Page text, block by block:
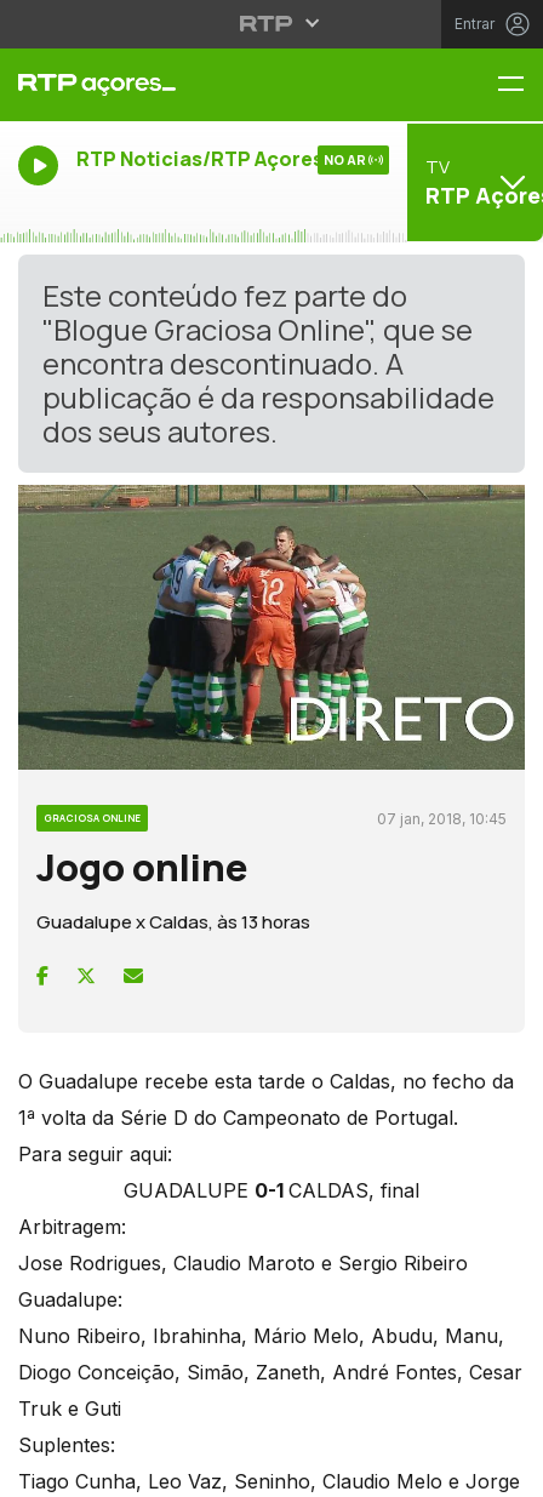
Entrar
RTP Noticias/RTP Açores NO AR TV
RTP
Este conteúdo fez parte do
"Blogue Graciosa Online", que se
encontra descontinuado. A
publicação é da responsabilidade
dos seus autores.
GRACIOSA ONLINE 07 jan, 2018, 10:45
Jogo online
Guadalupe x Caldas, às 13 horas
O Guadalupe recebe esta tarde o Caldas, no fecho da
1ª volta da Série D do Campeonato de Portugal.
Para seguir aqui:
GUADALUPE 0-1 CALDAS, final
Arbitragem:
Jose Rodrigues, Claudio Maroto e Sergio Ribeiro
Guadalupe:
Nuno Ribeiro, Ibrahinha, Mário Melo, Abudu, Manu,
Diogo Conceição, Simão, Zaneth, André Fontes, Cesar
Truk e Guti
Suplentes:
Tiago Cunha, Leo Vaz, Seninho, Claudio Melo e Jorge